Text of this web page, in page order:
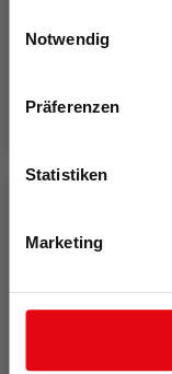
Notwendig
Präferenzen
Statistiken
Marketing
Trainer der
unsere Science